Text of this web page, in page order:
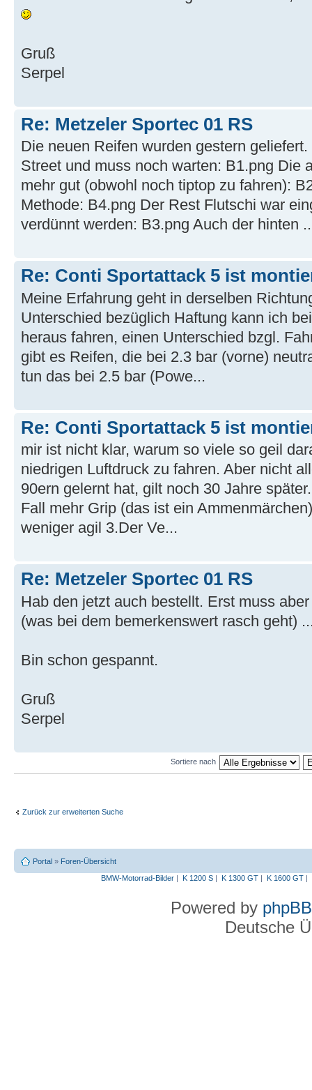
Gruß
Serpel
Re: Metzeler Sportec 01 RS
Die neuen Reifen wurden gestern
Street und muss noch warten: B1.png Die
mehr gut (obwohl noch tiptop zu fahren):
Methode: B4.png Der Rest Flutschi war
verdünnt werden: B3.png Auch der hinten
Re: Conti Sportattack 5 ist
Meine Erfahrung geht in derselben
Unterschied bezüglich Haftung kann ich
heraus fahren, einen Unterschied bzgl.
gibt es Reifen, die bei 2.3 bar (vorne)
tun das bei 2.5 bar (Powe...
Re: Conti Sportattack 5 ist
mir ist nicht klar, warum so viele so geil
niedrigen Luftdruck zu fahren. Aber nicht
90ern gelernt hat, gilt noch 30 Jahre
Fall mehr Grip (das ist ein
weniger agil 3.Der Ve...
Re: Metzeler Sportec 01 RS
Hab den jetzt auch bestellt. Erst muss
(was bei dem bemerkenswert rasch geht)
Bin schon gespannt.
Gruß
Serpel
Sortiere nach
Zurück zur erweiterten Suche
Portal » Foren-Übersicht
BMW-Motorrad-Bilder| K 1200 S| K 1300 GT| K 1600 GT|
Powered by phpBB
Deutsche